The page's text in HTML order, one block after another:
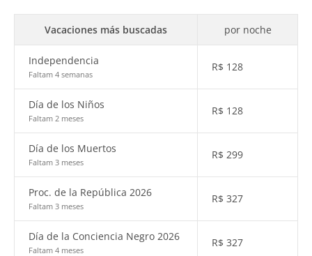
Vacaciones más buscadas por noche
Independencia
Faltam 4 semanas
R$ 128
Día de los Niños
Faltam 2 meses
R$ 128
Día de los Muertos
Faltam 3 meses
R$ 299
Proc. de la República 2026
Faltam 3 meses
R$ 327
Día de la Conciencia Negro 2026
Faltam 4 meses
R$ 327